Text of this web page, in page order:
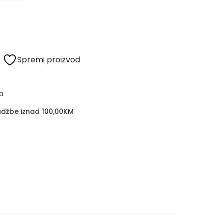
Spremi proizvod
iznad 100,00KM